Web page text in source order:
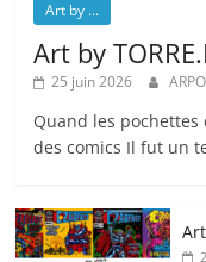
Art by ...
Art by
25 juin 2026
Quand les pochettes
des comics Il fut un